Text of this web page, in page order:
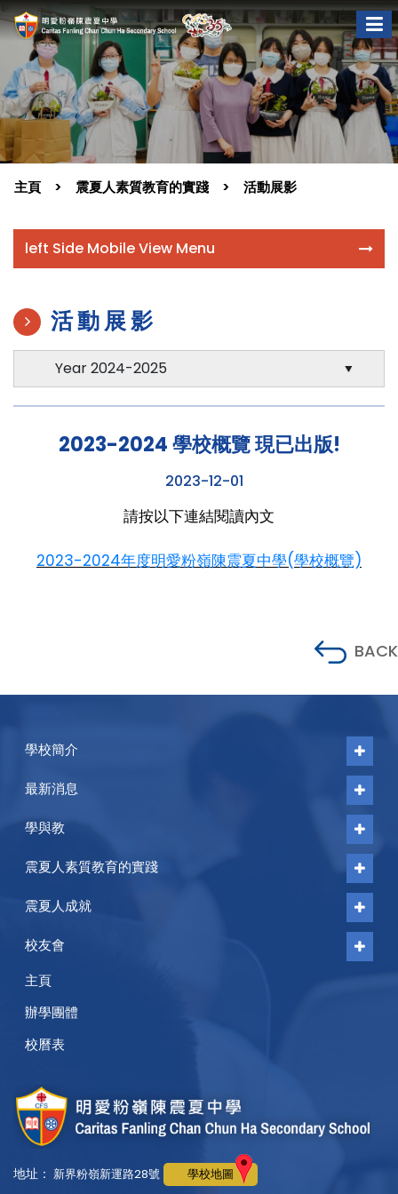
主頁 震夏人素質教育的實踐 活動展影
left Side Mobile View Menu
活動展影
2023-2024 學校概覽 現已出版!
2023-12-01
請按以下連結閱讀內文
2023-2024年度明愛粉嶺陳震夏中學(學校概覽)
BACK
學校簡介
最新消息
學與教
震夏人素質教育的實踐
震夏人成就
校友會
主頁
辦學團體
校曆表
地址： 新界粉嶺新運路28號 學校地圖